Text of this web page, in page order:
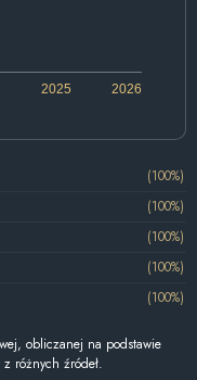
2026
2025
(100%)
(100%)
(100%)
(100%)
(100%)
obliczanej na podstawie
różnych źródeł.